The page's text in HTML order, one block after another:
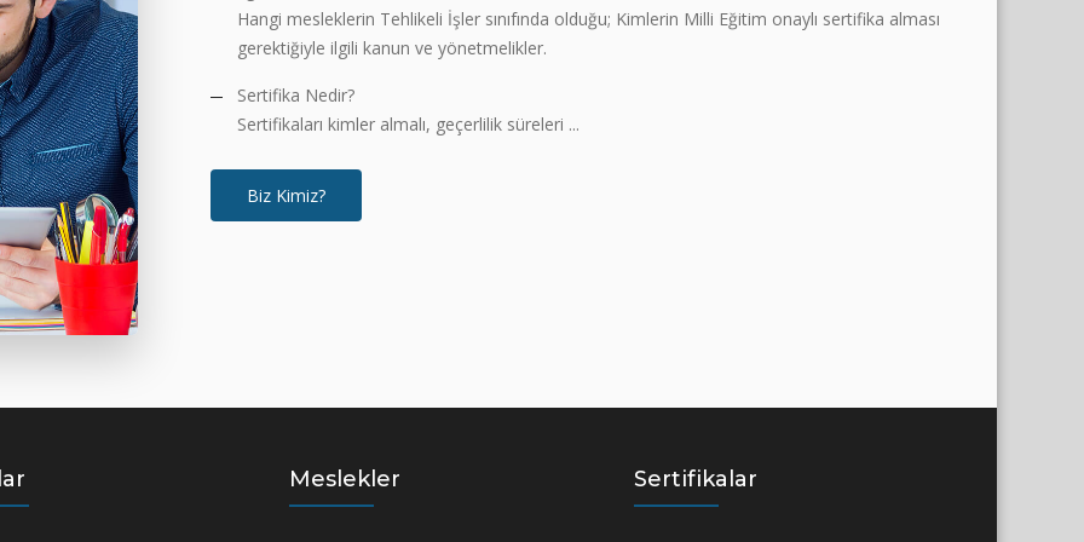
Hangi mesleklerin Tehlikeli İşler sınıfında olduğu; Kimlerin Milli Eğitim onaylı sertifika alması
gerektiğiyle ilgili kanun ve yönetmelikler.
Sertifika Nedir?
Sertifikaları kimler almalı, geçerlilik süreleri ...
Biz Kimiz?
Meslekler Sertifikalar